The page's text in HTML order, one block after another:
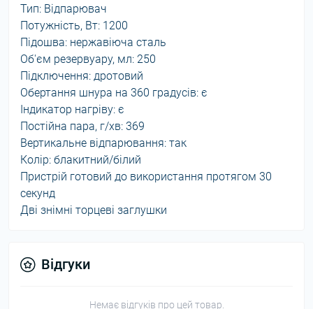
Тип: Відпарювач
Потужність, Вт: 1200
Підошва: нержавіюча сталь
Об'єм резервуару, мл: 250
Підключення: дротовий
Обертання шнура на 360 градусів: є
Індикатор нагріву: є
Постійна пара, г/хв: 369
Вертикальне відпарювання: так
Колір: блакитний/білий
Пристрій готовий до використання протягом 30
секунд
Дві знімні торцеві заглушки
Відгуки
Немає відгуків про цей товар.